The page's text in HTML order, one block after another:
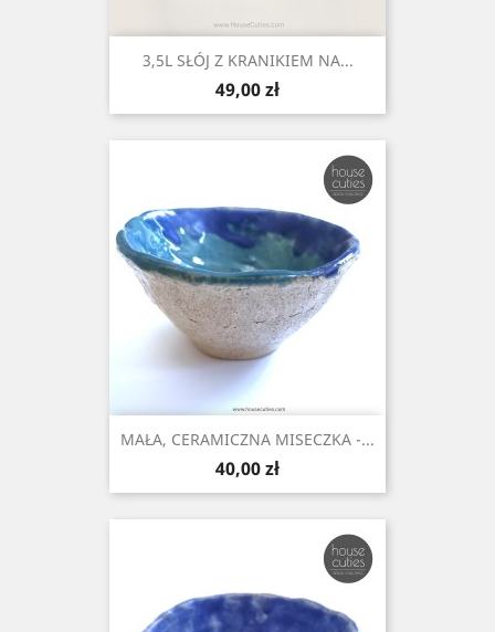
3,5L SŁÓJ Z KRANIKIEM NA...
Cena
49,00 zł
MAŁA, CERAMICZNA MISECZKA -...
Cena
40,00 zł